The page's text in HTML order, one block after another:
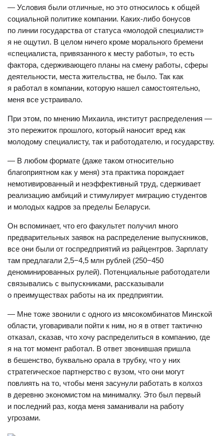
— Условия были отличные, но это относилось к общей
социальной политике компании. Каких-либо бонусов
по линии государства от статуса «молодой специалист»
я не ощутил. В целом ничего кроме морального бремени
«специалиста, привязанного к месту работы», то есть
фактора, сдерживающего планы на смену работы, сферы
деятельности, места жительства, не было. Так как
я работал в компании, которую нашел самостоятельно,
меня все устраивало.
При этом, по мнению Михаила, институт распределения —
это пережиток прошлого, который наносит вред как
молодому специалисту, так и работодателю, и государству.
— В любом формате (даже таком относительно
благоприятном как у меня) эта практика порождает
немотивированный и неэффективный труд, сдерживает
реализацию амбиций и стимулирует миграцию студентов
и молодых кадров за пределы Беларуси.
Он вспоминает, что его факультет получил много
предварительных заявок на распределение выпускников,
все они были от госпредприятий из райцентров. Зарплату
там предлагали 2,5−4,5 млн рублей (250−450
деноминированных рулей). Потенциальные работодатели
связывались с выпускниками, рассказывали
о преимуществах работы на их предприятии.
— Мне тоже звонили с одного из мясокомбинатов Минской
области, уговаривали пойти к ним, но я в ответ тактично
отказал, сказав, что хочу распределиться в компанию, где
я на тот момент работал. В ответ звонившая пришла
в бешенство, буквально орала в трубку, что у них
стратегическое партнерство с вузом, что они могут
повлиять на то, чтобы меня засунули работать в колхоз
в деревню экономистом на минималку. Это был первый
и последний раз, когда меня заманивали на работу
угрозами.